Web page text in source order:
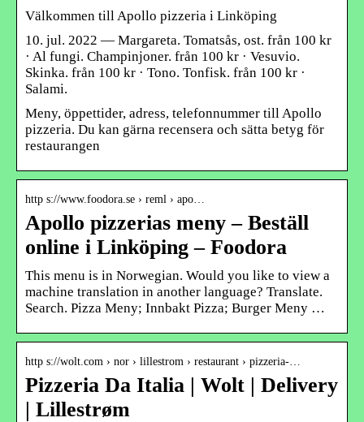
Välkommen till Apollo pizzeria i Linköping
10. jul. 2022 — Margareta. Tomatsås, ost. från 100 kr
· Al fungi. Champinjoner. från 100 kr · Vesuvio.
Skinka. från 100 kr · Tono. Tonfisk. från 100 kr ·
Salami.
Meny, öppettider, adress, telefonnummer till Apollo
pizzeria. Du kan gärna recensera och sätta betyg för
restaurangen
http s://www.foodora.se › reml › apo…
Apollo pizzerias meny – Beställ
online i Linköping – Foodora
This menu is in Norwegian. Would you like to view a
machine translation in another language? Translate.
Search. Pizza Meny; Innbakt Pizza; Burger Meny …
http s://wolt.com › nor › lillestrom › restaurant › pizzeria-…
Pizzeria Da Italia | Wolt | Delivery
| Lillestrøm